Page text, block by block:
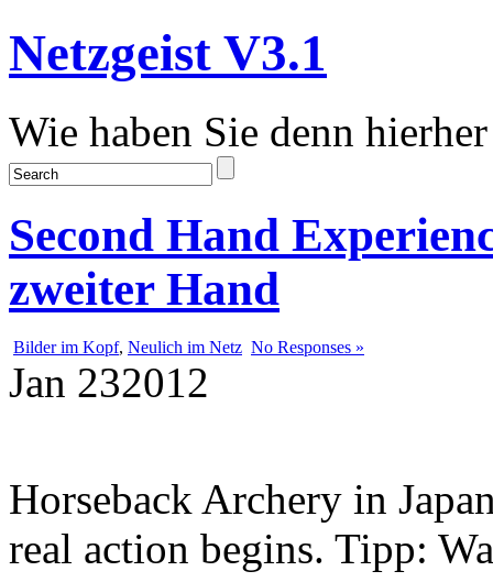
Netzgeist V3.1
Wie haben Sie denn
Second Hand
zweiter Hand
Bilder im Kopf, Neulich im Netz No Responses »
Jan 232012
Horseback Archery in
real action begins. Tipp: